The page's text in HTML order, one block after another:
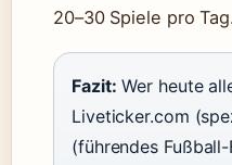
20–30 Spiele pro
Fazit: Wer heute
Liveticker.com
(führendes